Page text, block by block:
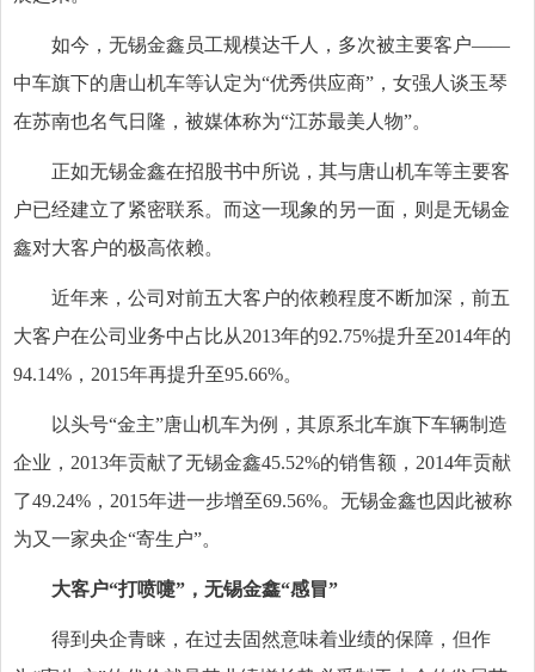
如今，无锡金鑫员工规模达千人，多次被主要客户——
中车旗下的唐山机车等认定为“优秀供应商”，女强人谈玉琴
在苏南也名气日隆，被媒体称为“江苏最美人物”。
正如无锡金鑫在招股书中所说，其与唐山机车等主要客
户已经建立了紧密联系。而这一现象的另一面，则是无锡金
鑫对大客户的极高依赖。
近年来，公司对前五大客户的依赖程度不断加深，前五
大客户在公司业务中占比从2013年的92.75%提升至2014年的
94.14%，2015年再提升至95.66%。
以头号“金主”唐山机车为例，其原系北车旗下车辆制造
企业，2013年贡献了无锡金鑫45.52%的销售额，2014年贡献
了49.24%，2015年进一步增至69.56%。无锡金鑫也因此被称
为又一家央企“寄生户”。
大客户“打喷嚏”，无锡金鑫“感冒”
得到央企青睐，在过去固然意味着业绩的保障，但作